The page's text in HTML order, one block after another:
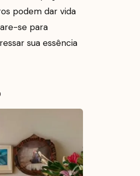
podem dar vida
se para
sua essência